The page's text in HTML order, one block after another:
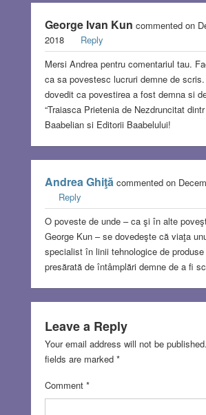
George Ivan Kun commented on
2018
Reply
Mersi Andrea pentru comentariul tau.
ca sa povestesc lucruri demne de
dovedit ca povestirea a fost demna si
“Traiasca Prietenia de Nezdruncitat
Baabelian si Editorii Baabelului!
Andrea Ghiţăcommented on
Reply
O poveste de unde – ca şi în alte
George Kun – se dovedeşte că viaţa
specialist în linii tehnologice de
presărată de întâmplări demne de a fi
Leave a Reply
Your email address will not be published.
fields are marked *
Comment *